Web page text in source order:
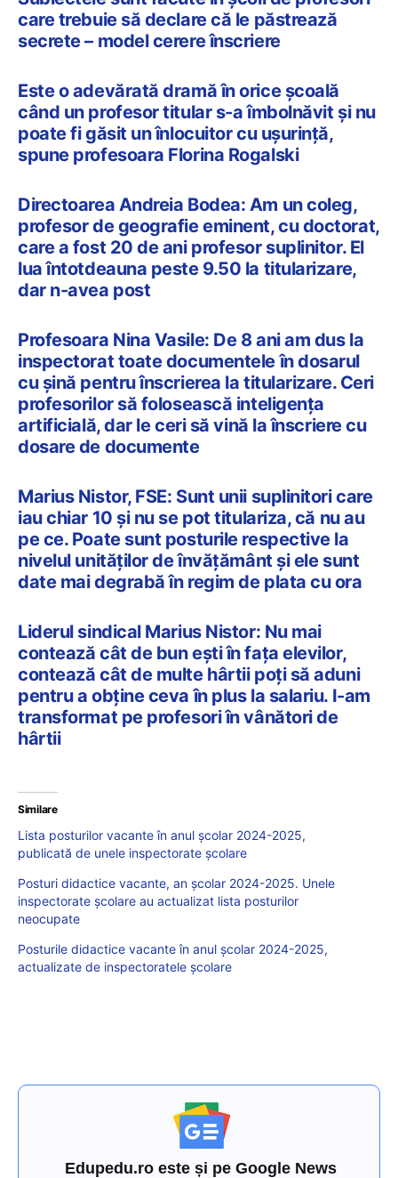
care trebuie să declare că le păstrează
secrete – model cerere înscriere
Este o adevărată dramă în orice școală
când un profesor titular s-a îmbolnăvit și nu
poate fi găsit un înlocuitor cu ușurință,
spune profesoara Florina Rogalski
Directoarea Andreia Bodea: Am un coleg,
profesor de geografie eminent, cu doctorat,
care a fost 20 de ani profesor suplinitor. El
lua întotdeauna peste 9.50 la titularizare,
dar n-avea post
Profesoara Nina Vasile: De 8 ani am dus la
inspectorat toate documentele în dosarul
cu șină pentru înscrierea la titularizare. Ceri
profesorilor să folosească inteligența
artificială, dar le ceri să vină la înscriere cu
dosare de documente
Marius Nistor, FSE: Sunt unii suplinitori care
iau chiar 10 și nu se pot titulariza, că nu au
pe ce. Poate sunt posturile respective la
nivelul unităților de învățământ și ele sunt
date mai degrabă în regim de plata cu ora
Liderul sindical Marius Nistor: Nu mai
contează cât de bun ești în fața elevilor,
contează cât de multe hârtii poți să aduni
pentru a obține ceva în plus la salariu. I-am
transformat pe profesori în vânători de
hârtii
Similare
Lista posturilor vacante în anul școlar 2024-2025,
publicată de unele inspectorate școlare
Posturi didactice vacante, an școlar 2024-2025. Unele
inspectorate școlare au actualizat lista posturilor
neocupate
Posturile didactice vacante în anul școlar 2024-2025,
actualizate de inspectoratele școlare
Edupedu.ro este și pe Google News